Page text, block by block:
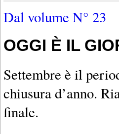
Dal volume N° 23
OGGI È IL
Settembre è il
chiusura d’anno.
finale.